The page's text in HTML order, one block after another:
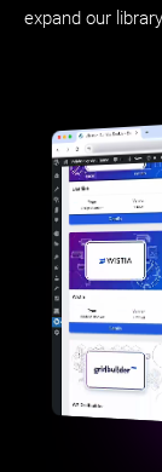
expand our